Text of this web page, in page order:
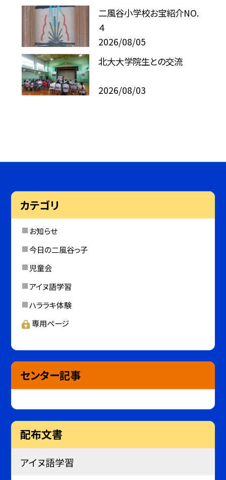
二風谷小学校お宝紹介NO.
４
2026/08/05
北大大学院生との交流
2026/08/03
カテゴリ
お知らせ
今日の二風谷っ子
児童会
アイヌ語学習
ハララキ体験
専用ページ
センター記事
配布文書
アイヌ語学習